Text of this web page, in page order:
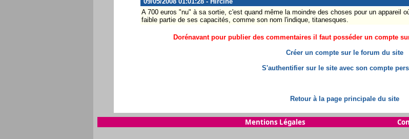
A 700 euros "nu" à sa sortie, c'est quand même la moindre des choses pour un appareil
faible partie de ses capacités, comme son nom l'indique, titanesques.
Dorénavant pour publier des commentaires il faut posséder un compte
Créer un compte sur le forum du site
S'authentifier sur le site avec son compte
Retour à la page principale du site
Mentions Légales